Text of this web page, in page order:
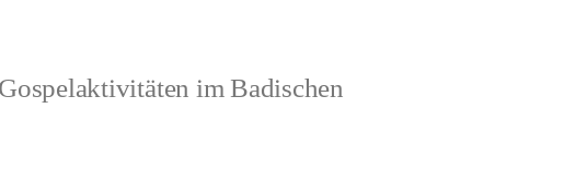
im Badischen